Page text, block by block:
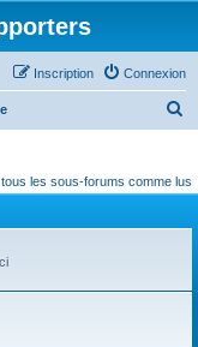
Connexion
Inscription
h
les sous-forums comme lus